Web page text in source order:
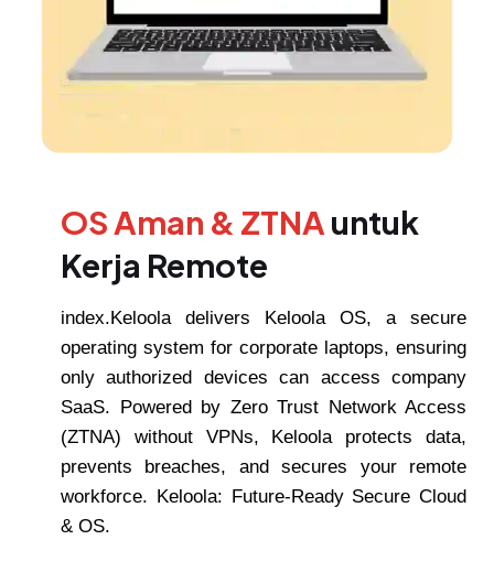
OS Aman & ZTNAuntuk
Kerja Remote
index.Keloola delivers Keloola OS, a secure
operating system for corporate laptops, ensuring
only authorized devices can access company
SaaS. Powered by Zero Trust Network Access
(ZTNA) without VPNs, Keloola protects data,
prevents breaches, and secures your remote
workforce. Keloola: Future-Ready Secure Cloud
& OS.